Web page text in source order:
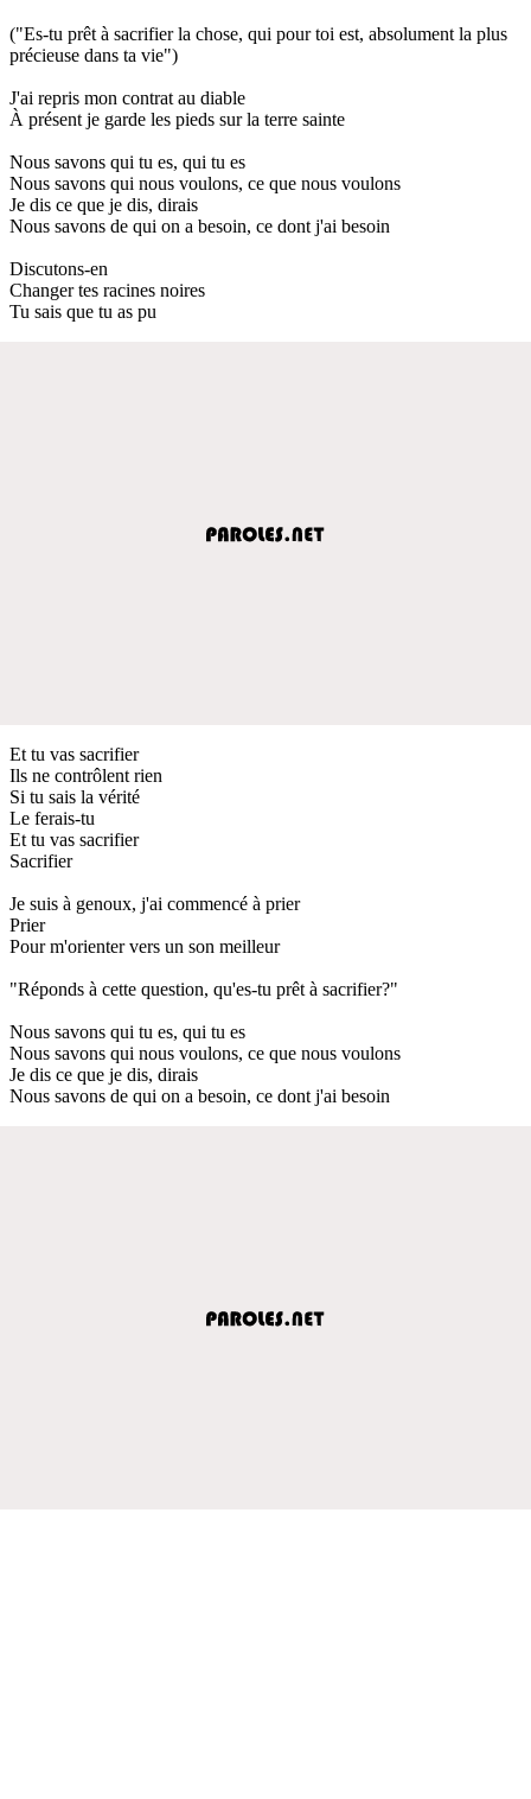
("Es-tu prêt à sacrifier la chose, qui pour toi est, absolument la plus
précieuse dans ta vie")
J'ai repris mon contrat au diable
À présent je garde les pieds sur la terre sainte
Nous savons qui tu es, qui tu es
Nous savons qui nous voulons, ce que nous voulons
Je dis ce que je dis, dirais
Nous savons de qui on a besoin, ce dont j'ai besoin
Discutons-en
Changer tes racines noires
Tu sais que tu as pu
Et tu vas sacrifier
Ils ne contrôlent rien
Si tu sais la vérité
Le ferais-tu
Et tu vas sacrifier
Sacrifier
Je suis à genoux, j'ai commencé à prier
Prier
Pour m'orienter vers un son meilleur
"Réponds à cette question, qu'es-tu prêt à sacrifier?"
Nous savons qui tu es, qui tu es
Nous savons qui nous voulons, ce que nous voulons
Je dis ce que je dis, dirais
Nous savons de qui on a besoin, ce dont j'ai besoin